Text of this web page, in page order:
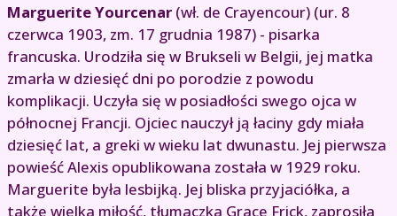
Marguerite Yourcenar (wł. de Crayencour) (ur. 8
czerwca 1903, zm. 17 grudnia 1987) - pisarka
francuska. Urodziła się w Brukseli w Belgii, jej matka
zmarła w dziesięć dni po porodzie z powodu
komplikacji. Uczyła się w posiadłości swego ojca w
północnej Francji. Ojciec nauczył ją łaciny gdy miała
dziesięć lat, a greki w wieku lat dwunastu. Jej pierwsza
powieść Alexis opublikowana została w 1929 roku.
Marguerite była lesbijką. Jej bliska przyjaciółka, a
także wielka miłość, tłumaczka Grace Frick, zaprosiła